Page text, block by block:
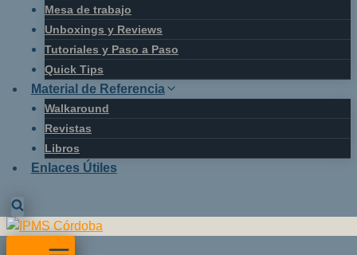
Mesa de trabajo
Unboxings y Reviews
Tutoriales y Paso a Paso
Quick Tips
Material de Referencia
Walkaround
Revistas
Libros
Enlaces Útiles